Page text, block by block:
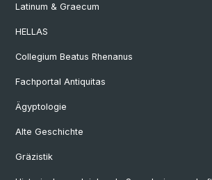
Latinum & Graecum
HELLAS
Collegium Beatus Rhenanus
Fachportal Antiquitas
Ägyptologie
Alte Geschichte
Gräzistik